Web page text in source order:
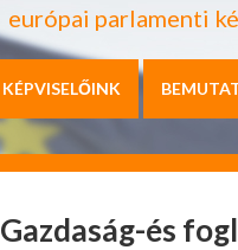
európai parlamenti
KÉPVISELŐINK
Gazdaság-és